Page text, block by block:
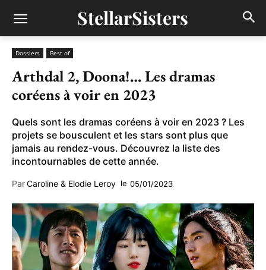
StellarSisters
Dossiers Best of
Arthdal 2, Doona!… Les dramas
coréens à voir en 2023
Quels sont les dramas coréens à voir en 2023 ? Les
projets se bousculent et les stars sont plus que
jamais au rendez-vous. Découvrez la liste des
incontournables de cette année.
ParCaroline & Elodie Leroy le 05/01/2023